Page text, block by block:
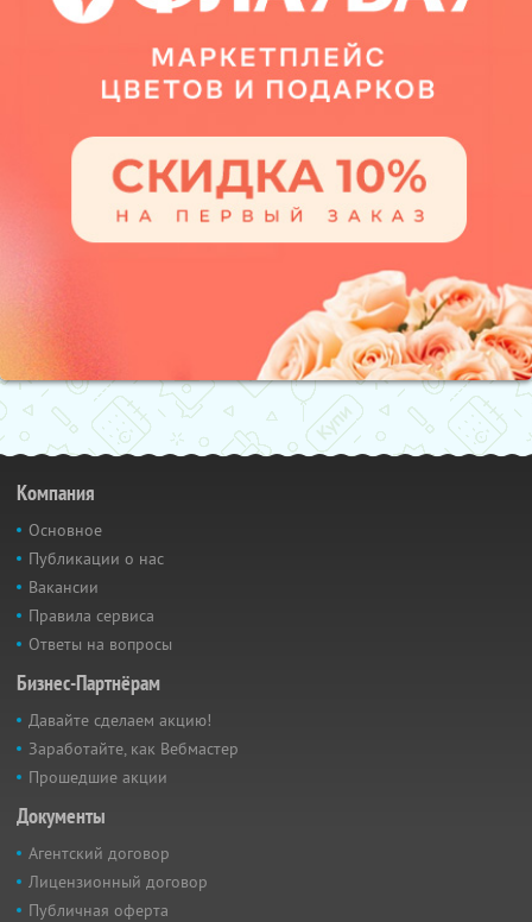
Компания
Основное
Публикации о нас
Вакансии
Правила сервиса
Ответы на вопросы
Бизнес-Партнёрам
Давайте сделаем акцию!
Заработайте, как Вебмастер
Прошедшие акции
Документы
Агентский договор
Лицензионный договор
Публичная оферта